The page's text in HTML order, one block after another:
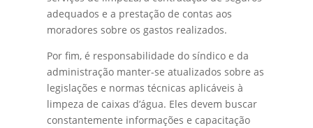
adequados e a prestação de contas aos
moradores sobre os gastos realizados.
Por fim, é responsabilidade do síndico e da
administração manter-se atualizados sobre as
legislações e normas técnicas aplicáveis à
limpeza de caixas d’água. Eles devem buscar
constantemente informações e capacitação